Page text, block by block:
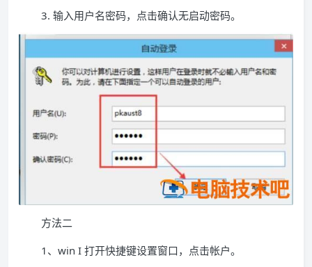
3. 输入用户名密码，点击确认无启动密码。
方法二
1、win I 打开快捷键设置窗口，点击帐户。